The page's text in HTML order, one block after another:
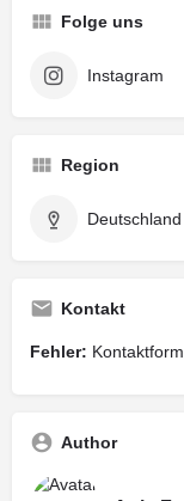
Folge uns
Instagram
Region
Deutschland
Kontakt
Fehler:
Author